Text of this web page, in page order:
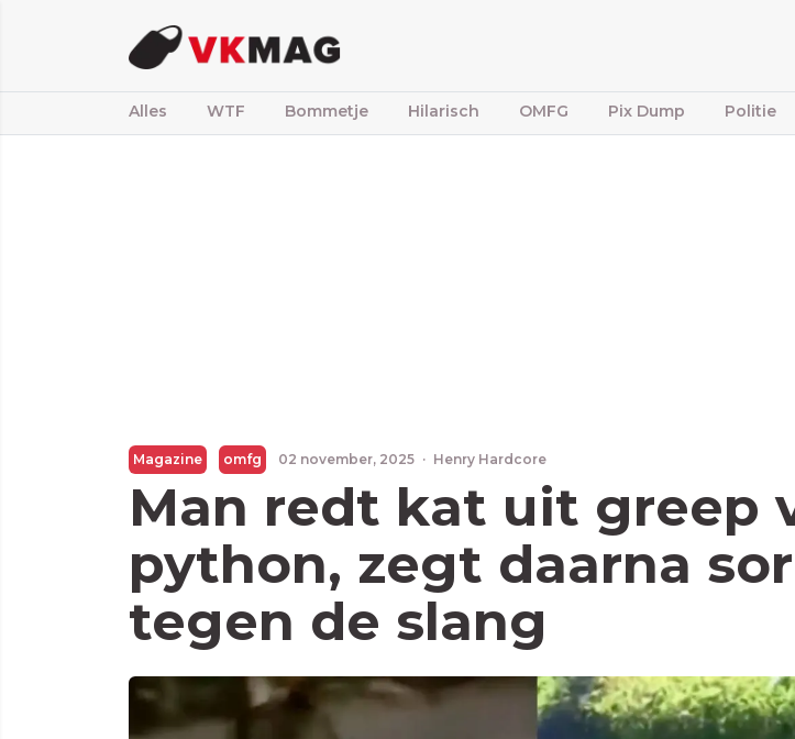
Alles WTF Bommetje Hilarisch OMFG Pix Dump Politie
Magazine omfg 02 november, 2025 · Henry Hardcore
Man redt kat uit greep
python, zegt daarna
tegen de slang